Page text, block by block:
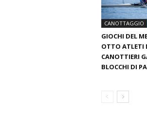
CANOTTAGGIO
GIOCHI DEL
OTTO ATLETI
CANOTTIERI
BLOCCHI DI